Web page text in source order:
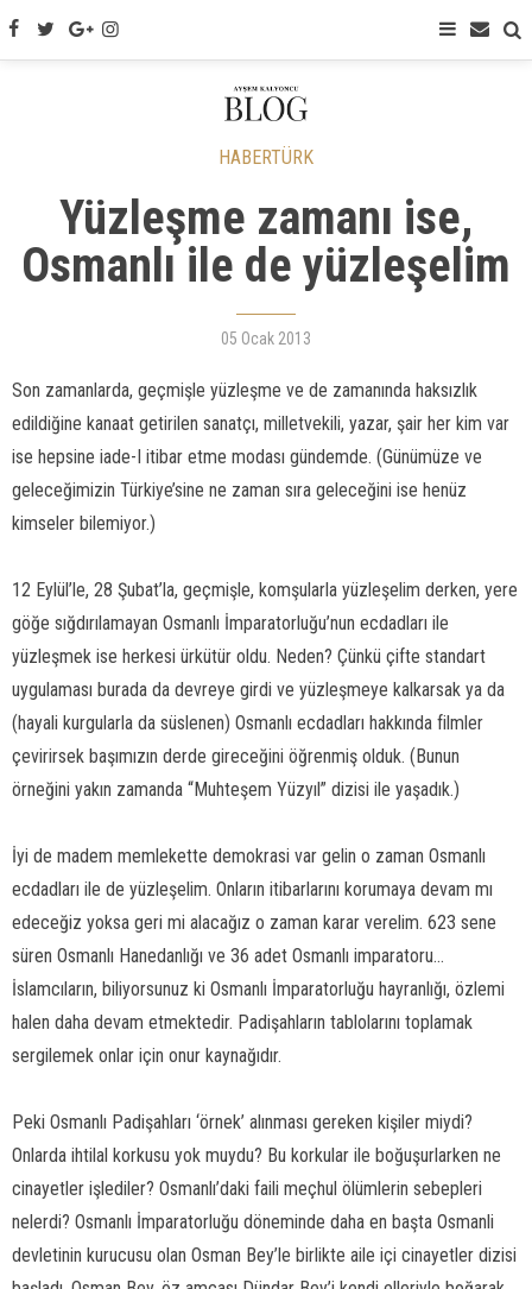
HABERTÜRK
Yüzleşme zamanı ise,
Osmanlı ile de yüzleşelim
05 Ocak 2013
Son zamanlarda, geçmişle yüzleşme ve de zamanında haksızlık
edildiğine kanaat getirilen sanatçı, milletvekili, yazar, şair her kim var
ise hepsine iade-I itibar etme modası gündemde. (Günümüze ve
geleceğimizin Türkiye’sine ne zaman sıra geleceğini ise henüz
kimseler bilemiyor.)
12 Eylül’le, 28 Şubat’la, geçmişle, komşularla yüzleşelim derken, yere
göğe sığdırılamayan Osmanlı İmparatorluğu’nun ecdadları ile
yüzleşmek ise herkesi ürkütür oldu. Neden? Çünkü çifte standart
uygulaması burada da devreye girdi ve yüzleşmeye kalkarsak ya da
(hayali kurgularla da süslenen) Osmanlı ecdadları hakkında filmler
çevirirsek başımızın derde gireceğini öğrenmiş olduk. (Bunun
örneğini yakın zamanda “Muhteşem Yüzyıl” dizisi ile yaşadık.)
İyi de madem memlekette demokrasi var gelin o zaman Osmanlı
ecdadları ile de yüzleşelim. Onların itibarlarını korumaya devam mı
edeceğiz yoksa geri mi alacağız o zaman karar verelim. 623 sene
süren Osmanlı Hanedanlığı ve 36 adet Osmanlı imparatoru...
İslamcıların, biliyorsunuz ki Osmanlı İmparatorluğu hayranlığı, özlemi
halen daha devam etmektedir. Padişahların tablolarını toplamak
sergilemek onlar için onur kaynağıdır.
Peki Osmanlı Padişahları ‘örnek’ alınması gereken kişiler miydi?
Onlarda ihtilal korkusu yok muydu? Bu korkular ile boğuşurlarken ne
cinayetler işlediler? Osmanlı’daki faili meçhul ölümlerin sebepleri
nelerdi? Osmanlı İmparatorluğu döneminde daha en başta Osmanli
devletinin kurucusu olan Osman Bey’le birlikte aile içi cinayetler dizisi